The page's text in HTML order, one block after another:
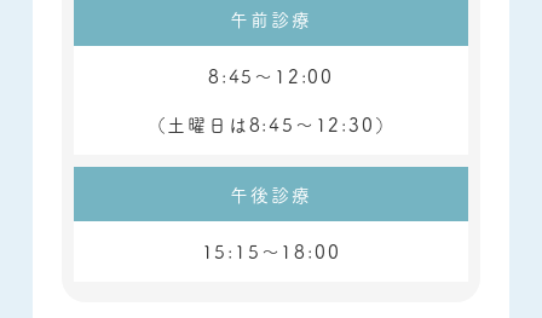
午前診療
8:45～12:00
（土曜日は8:45～12:30）
午後診療
15:15～18:00